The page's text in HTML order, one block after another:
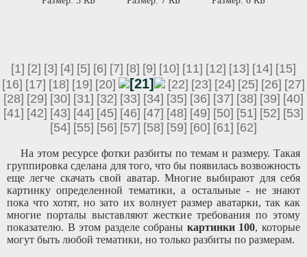
[1] [2] [3] [4] [5] [6] [7] [8] [9] [10] [11] [12] [13] [14] [15]
[16] [17] [18] [19] [20] [21] [22] [23] [24] [25] [26] [27]
[28] [29] [30] [31] [32] [33] [34] [35] [36] [37] [38] [39] [40]
[41] [42] [43] [44] [45] [46] [47] [48] [49] [50] [51] [52] [53]
[54] [55] [56] [57] [58] [59] [60] [61] [62]
На этом ресурсе фотки разбиты по темам и размеру. Такая
группировка сделана для того, что бы появилась возвожность
еще легче скачать свой аватар. Многие выбирают для себя
картинку определенной тематики, а остальные - не знают
пока что хотят, но зато их волнует размер аватарки, так как
многие порталы выставляют жесткие требования по этому
показателю. В этом разделе собраны картинки 100, которые
могут быть любой тематики, но только разбиты по размерам.